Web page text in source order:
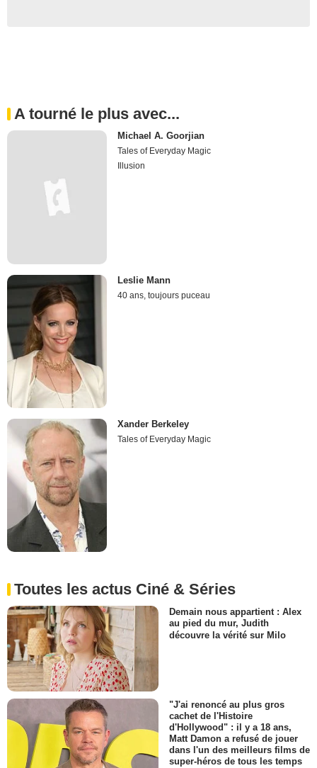
A tourné le plus avec...
Michael A. Goorjian
Tales of Everyday Magic
Illusion
Leslie Mann
40 ans, toujours puceau
Xander Berkeley
Tales of Everyday Magic
Toutes les actus Ciné & Séries
Demain nous appartient : Alex
au pied du mur, Judith
découvre la vérité sur Milo
"J'ai renoncé au plus gros
cachet de l'Histoire
d'Hollywood" : il y a 18 ans,
Matt Damon a refusé de jouer
dans l'un des meilleurs films de
super-héros de tous les temps